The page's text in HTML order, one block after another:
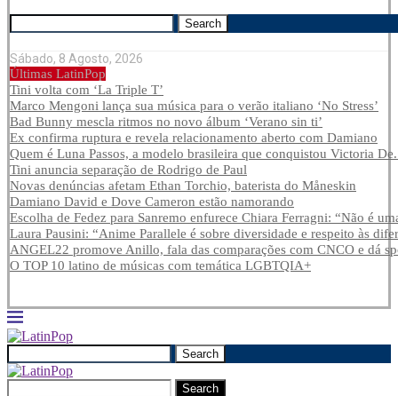
Search
Sábado, 8 Agosto, 2026
Últimas LatinPop
Tini volta com ‘La Triple T’
Marco Mengoni lança sua música para o verão italiano ‘No Stress’
Bad Bunny mescla ritmos no novo álbum ‘Verano sin ti’
Ex confirma ruptura e revela relacionamento aberto com Damiano
Quem é Luna Passos, a modelo brasileira que conquistou Victoria
Tini anuncia separação de Rodrigo de Paul
Novas denúncias afetam Ethan Torchio, baterista do Måneskin
Damiano David e Dove Cameron estão namorando
Escolha de Fedez para Sanremo enfurece Chiara Ferragni: “Não é
Laura Pausini: “Anime Parallele é sobre diversidade e respeito às
ANGEL22 promove Anillo, fala das comparações com CNCO e dá
O TOP 10 latino de músicas com temática LGBTQIA+
Search
Search